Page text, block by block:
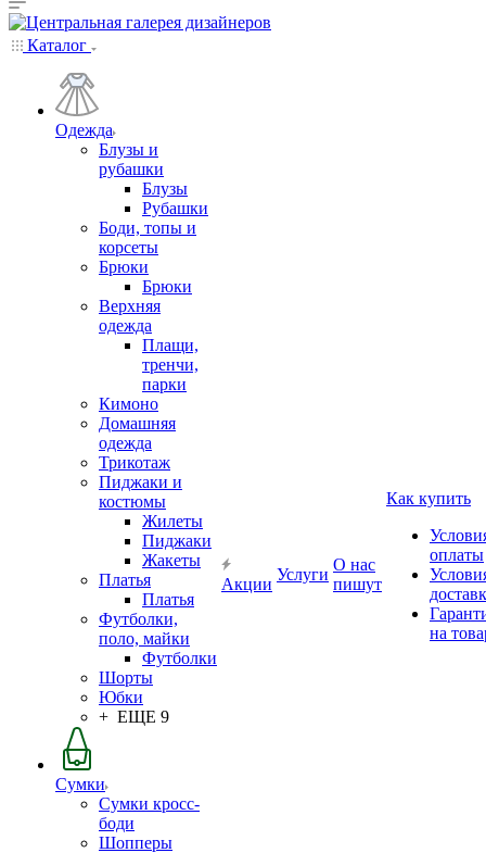
Каталог
Одежда
Блузы и
рубашки
Блузы
Рубашки
Боди, топы и
корсеты
Брюки
Брюки
Верхняя
одежда
Плащи,
тренчи,
парки
Кимоно
Домашняя
одежда
Трикотаж
Пиджаки и
костюмы
Жилеты
Пиджаки
Жакеты
Платья
Платья
Футболки,
поло, майки
Футболки
Шорты
Юбки
+ ЕЩЕ 9
Сумки
Сумки кросс-
боди
Шопперы
Акции
Услуги
О нас
пишут
Как купить
оплаты
на